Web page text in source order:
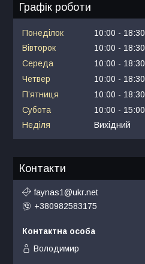
Графік роботи
Понеділок 10:00
18:30
Вівторок
10:00
18:30
Середа
10:00
18:30
Четвер
10:00
18:30
Пʼятниця
10:00
18:30
Субота
10:00
15:00
Неділя
Вихідний
Контакти
faynas1@ukr.net
+380982583175
Володимир